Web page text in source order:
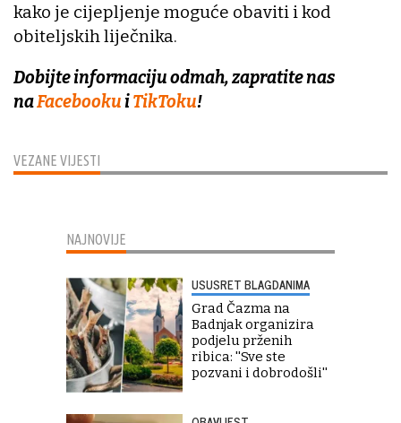
VEZANE VIJESTI
kako je cijepljenje moguće obaviti i kod
obiteljskih liječnika.
Dobijte informaciju odmah, zapratite nas
naFacebookuiTikToku!
NAJNOVIJE
USUSRET BLAGDANIMA
Grad Čazma na
Badnjak organizira
podjelu prženih
ribica: ''Sve ste
pozvani i dobrodošli''